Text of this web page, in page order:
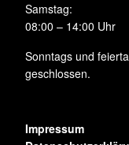
Samstag:
08:00 – 14:00 Uhr
Sonntags und
geschlossen.
Impressum